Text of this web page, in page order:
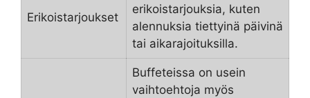
Erikoistarjoukset
erikoistarjouksia, kuten
alennuksia tiettyinä päivinä
tai aikarajoituksilla.
Buffeteissa on usein
vaihtoehtoja myös